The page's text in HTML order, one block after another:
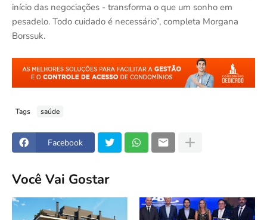
início das negociações - transforma o que um sonho em
pesadelo. Todo cuidado é necessário”, completa Morgana
Borssuk.
Tags saúde
Facebook
Você Vai Gostar